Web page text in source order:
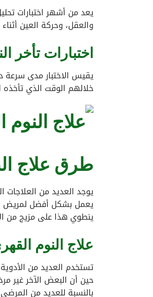
يعد من أشهر اختبارات
والعقل، وحركة العين
اختبارات تأخر
يقيس الاختبار مدى سرعة
خلالهم الوقت الذي تأخذه
طرق علاج
يوجد العديد من
يعمل بشكل أفضل لمريض
ينطوي هذا على مزيج من
علاج النوم
تستخدم العديد من
حين أن البعض الآخر غير
بالنسبة للعديد من